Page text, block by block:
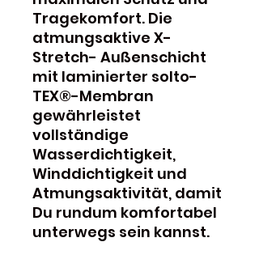
Tragekomfort. Die
atmungsaktive X-
Stretch- Außenschicht
mit laminierter solto-
TEX®-Membran
gewährleistet
vollständige
Wasserdichtigkeit,
Winddichtigkeit und
Atmungsaktivität, damit
Du rundum komfortabel
unterwegs sein kannst.